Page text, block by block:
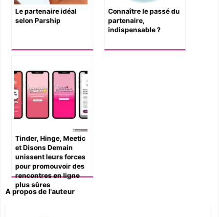
Le partenaire idéal
selon Parship
Connaître le passé du
partenaire,
indispensable ?
Tinder, Hinge, Meetic
et Disons Demain
unissent leurs forces
pour promouvoir des
rencontres en ligne
plus sûres
A propos de l'auteur